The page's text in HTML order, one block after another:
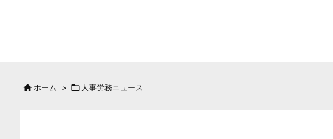
 ホーム >  人事労務ニュース